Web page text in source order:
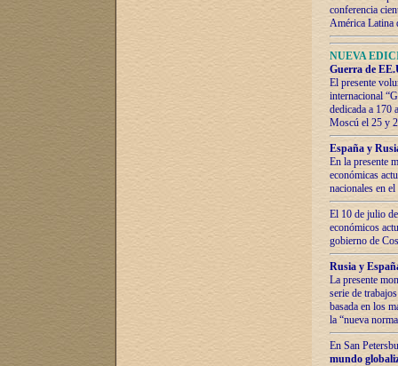
conferencia
América Latina
NUEVA
Guerra de
El presente
internacional
dedicada a 170
Moscú el 25 y
España y
En la presente
económicas
nacionales en
El 10 de julio
económicos
gobierno de
Rusia y
La presente
serie de
basada en los
la “nueva
En San
mundo